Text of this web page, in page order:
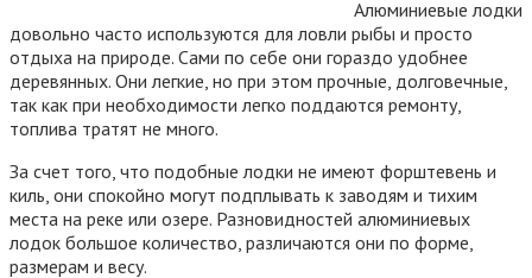
Алюминиевые лодки
довольно часто используются для ловли рыбы и просто
отдыха на природе. Сами по себе они гораздо удобнее
деревянных. Они легкие, но при этом прочные, долговечные,
так как при необходимости легко поддаются ремонту,
топлива тратят не много.
За счет того, что подобные лодки не имеют форштевень и
киль, они спокойно могут подплывать к заводям и тихим
места на реке или озере. Разновидностей алюминиевых
лодок большое количество, различаются они по форме,
размерам и весу.